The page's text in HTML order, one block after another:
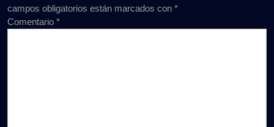
campos obligatorios están marcados con *
Comentario *